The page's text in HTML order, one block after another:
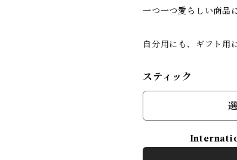
一つ一つ愛らしい商品
自分用にも、ギフト用
スティック